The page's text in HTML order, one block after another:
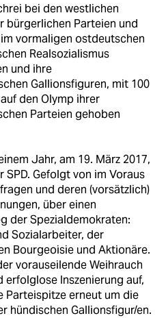
bei den westlichen
bürgerlichen Parteien und
vormaligen ostdeutschen
Realsozialismus
und ihre
Gallionsfiguren, mit 100
den Olymp ihrer
Parteien gehoben
Jahr, am 19. März 2017,
SPD. Gefolgt von im Voraus
und deren (vorsätzlich)
über einen
der Spezialdemokraten:
Sozialarbeiter, der
Bourgeoisie und Aktionäre.
vorauseilende Weihrauch
erfolglose Inszenierung auf,
Parteispitze erneut um die
hündischen Gallionsfigur/en.